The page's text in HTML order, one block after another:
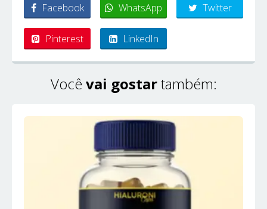
Facebook WhatsApp Twitter
Pinterest LinkedIn
Você vai gostartambém: